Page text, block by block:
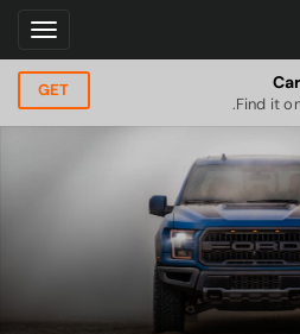
Find it
GET